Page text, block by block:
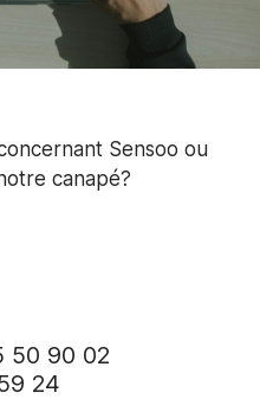
Sensoo ou
canapé?
50 90 02
24